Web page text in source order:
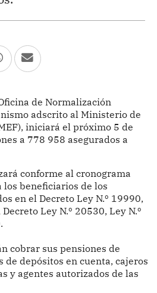
de Normalización
adscrito al Ministerio de
iniciará el próximo 5 de
a 778 958 asegurados a
conforme al cronograma
beneficiarios de los
en el Decreto Ley N.º 19990,
Ley N.º 20530, Ley N.º
cobrar sus pensiones de
de depósitos en cuenta, cajeros
y agentes autorizados de las